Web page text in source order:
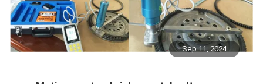
Sep 11, 2024